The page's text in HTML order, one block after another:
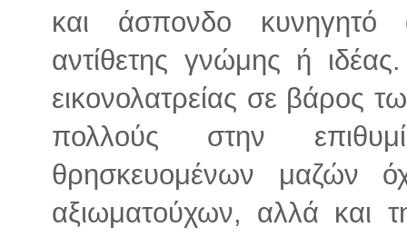
και άσπονδο κυνηγητό
αντίθετης γνώμης ή
εικονολατρείας σε βάρος
πολλούς στην
θρησκευομένων μαζών
αξιωματούχων, αλλά και